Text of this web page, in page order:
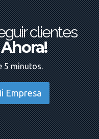
clientes
5 minutos.
Empresa